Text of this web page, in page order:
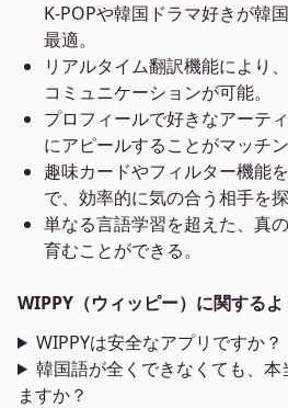
K-POPや韓国ドラマ好きが韓
最適。
リアルタイム翻訳機能により
コミュニケーションが可能。
プロフィールで好きなアーテ
にアピールすることがマッチン
趣味カードやフィルター機能
で、効率的に気の合う相手を探
単なる言語学習を超えた、真
育むことができる。
WIPPY（ウィッピー）に関する
WIPPYは安全なアプリですか？
韓国語が全くできなくても、本
ますか？